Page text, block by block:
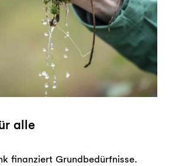
alle
finanziert Grundbedürfnisse.